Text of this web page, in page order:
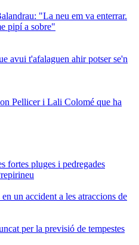
"La neu em va enterrar.
pipí a sobre"
avui t'afalaguen ahir potser se'n
Pellicer i Lali Colomé que ha
fortes pluges i pedregades
un accident a les atraccions de
per la previsió de tempestes